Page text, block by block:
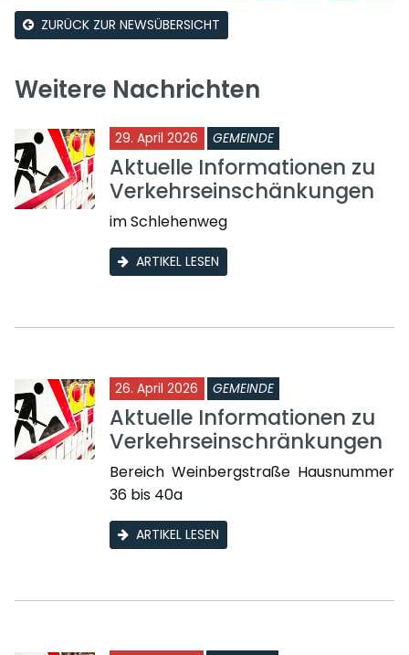
ZURÜCK ZUR NEWSÜBERSICHT
Weitere Nachrichten
29. April 2026 GEMEINDE
Aktuelle Informationen zu
Verkehrseinschänkungen
im Schlehenweg
ARTIKEL LESEN
26. April 2026 GEMEINDE
Aktuelle Informationen zu
Verkehrseinschränkungen
Bereich Weinbergstraße Hausnummer
36 bis 40a
ARTIKEL LESEN